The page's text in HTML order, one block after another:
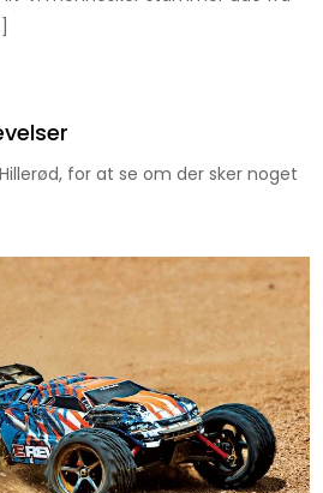
for at se om der sker noget